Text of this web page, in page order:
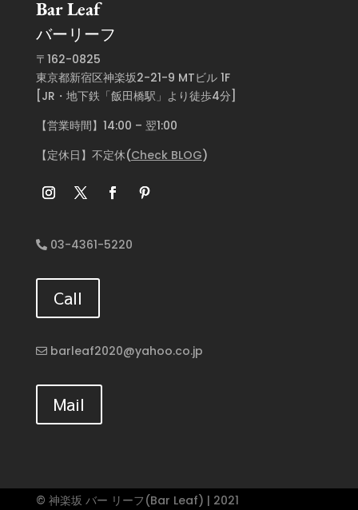
Bar Leaf
バーリーフ
〒162-0825
東京都新宿区神楽坂2-21-9 MTビル 1F
[JR・地下鉄「飯田橋駅」より徒歩4分]
【営業時間】14:00 – 翌1:00
【定休日】不定休(Check BLOG)
03-4361-5220
Call
barleaf2020@yahoo.co.jp
Mail
© 神楽坂 バー リーフ(Bar Leaf) | 2021